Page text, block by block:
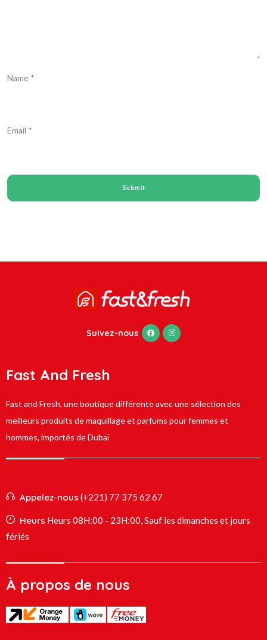
Name *
Email *
Suivez-nous
Fast And Fresh
Fast and Fresh, une boutique différente avec une sélection des
meilleurs produits de maquillage et parfums pour femmes et
hommes, importés de Dubaï
Appelez-nous (+221) 77 375 62 67
Heurs Heurs 08H:00 - 23H:00, Sauf les dimanches et jours
fériés
À propos de nous